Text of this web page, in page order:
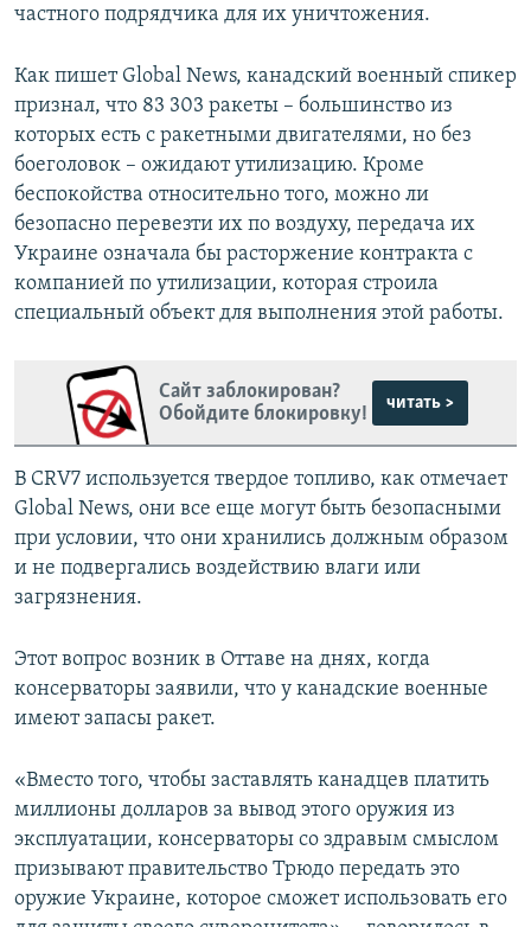
частного подрядчика для их уничтожения.
Как пишет Global News, канадский военный спикер
признал, что 83 303 ракеты – большинство из
которых есть с ракетными двигателями, но без
боеголовок – ожидают утилизацию. Кроме
беспокойства относительно того, можно ли
безопасно перевезти их по воздуху, передача их
Украине означала бы расторжение контракта с
компанией по утилизации, которая строила
специальный объект для выполнения этой работы.
Сайт заблокирован?
Обойдите блокировку!
читать >
В CRV7 используется твердое топливо, как отмечает
Global News, они все еще могут быть безопасными
при условии, что они хранились должным образом
и не подвергались воздействию влаги или
загрязнения.
Этот вопрос возник в Оттаве на днях, когда
консерваторы заявили, что у канадские военные
имеют запасы ракет.
«Вместо того, чтобы заставлять канадцев платить
миллионы долларов за вывод этого оружия из
эксплуатации, консерваторы со здравым смыслом
призывают правительство Трюдо передать это
оружие Украине, которое сможет использовать его